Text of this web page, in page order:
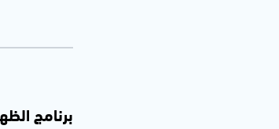
برنامج